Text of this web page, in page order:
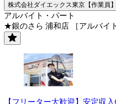
株式会社ダイエックス東京【作業員
アルバイト・パート
★銀のさら 浦和店 ［アルバイ
【フリーター大歓迎】安定収